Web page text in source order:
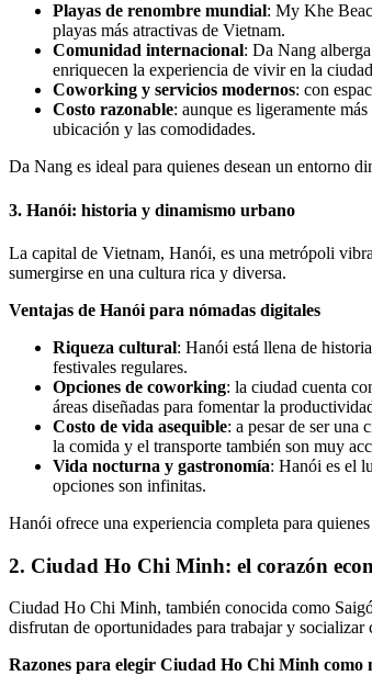
Playas de renombre mundial: My Khe
playas más atractivas de Vietnam.
Comunidad internacional: Da Nang
enriquecen la experiencia de vivir en la
Coworking y servicios modernos: con
Costo razonable: aunque es ligeramente
ubicación y las comodidades.
Da Nang es ideal para quienes desean un entorno
3. Hanói: historia y dinamismo urbano
La capital de Vietnam, Hanói, es una metrópoli
sumergirse en una cultura rica y diversa.
Ventajas de Hanói para nómadas digitales
Riqueza cultural: Hanói está llena de
festivales regulares.
Opciones de coworking: la ciudad cuenta
áreas diseñadas para fomentar la
Costo de vida asequible: a pesar de ser una
la comida y el transporte también son muy
Vida nocturna y gastronomía: Hanói es el
opciones son infinitas.
Hanói ofrece una experiencia completa para
2. Ciudad Ho Chi Minh: el corazón
Ciudad Ho Chi Minh, también conocida como
disfrutan de oportunidades para trabajar y
Razones para elegir Ciudad Ho Chi Minh como